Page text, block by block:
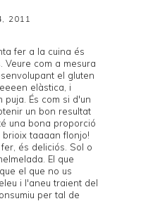
2011
fer a la cuina és
Veure com a mesura
el gluten
elàstica, i
És com si d'un
un bon resultat
una bona proporció
taaaan flonjo!
és deliciós. Sol o
El que
el que no us
i l'aneu traient del
per tal de